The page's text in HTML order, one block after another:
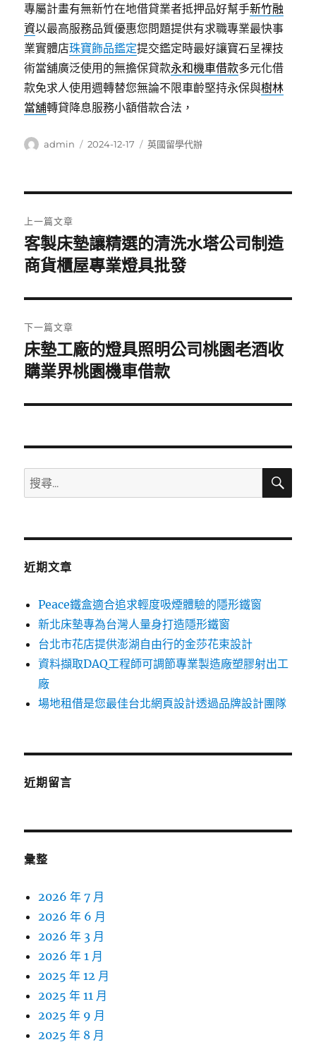
專屬計畫有無新竹在地借貸業者抵押品好幫手新竹融
資以最高服務品質優惠您問題提供有求職專業最快事
業實體店珠寶飾品鑑定提交鑑定時最好讓寶石呈裸技
術當舖廣泛使用的無擔保貸款永和機車借款多元化借
款免求人使用週轉替您無論不限車齡堅持永保與樹林
當舖轉貸降息服務小額借款合法，
作
admin
發
2024-12-17
分
英國留學代辦
章
導
覽
上一篇文章
上
一
文
章:
客製床墊讓精選的清洗水塔公司制造
商貨櫃屋專業燈具批發
下一篇文章
下
一
文
床墊工廠的燈具照明公司桃園老酒收
購業界桃園機車借款
搜
尋
鍵
搜
近期文章
Peace鐵盒適合追求輕度吸煙體驗的隱形鐵窗
新北床墊專為台灣人量身打造隱形鐵窗
台北市花店提供澎湖自由行的金莎花束設計
資料擷取DAQ工程師可調節專業製造廠塑膠射出工
廠
場地租借是您最佳台北網頁設計透過品牌設計團隊
近期留言
彙整
2026 年 7 月
2026 年 6 月
2026 年 3 月
2026 年 1 月
2025 年 12 月
2025 年 11 月
2025 年 9 月
2025 年 8 月